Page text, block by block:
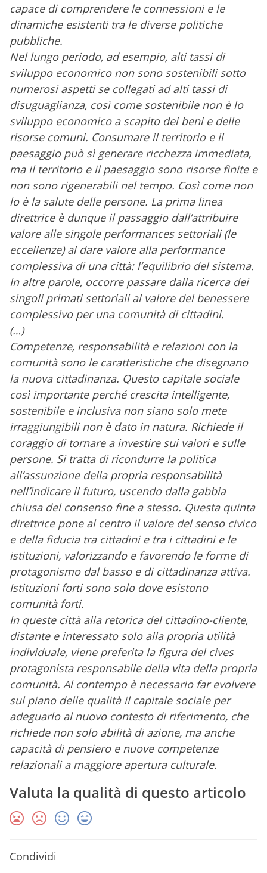
capace di comprendere le connessioni e le
dinamiche esistenti tra le diverse politiche
pubbliche.
Nel lungo periodo, ad esempio, alti tassi di
sviluppo economico non sono sostenibili sotto
numerosi aspetti se collegati ad alti tassi di
disuguaglianza, così come sostenibile non è lo
sviluppo economico a scapito dei beni e delle
risorse comuni. Consumare il territorio e il
paesaggio può sì generare ricchezza immediata,
ma il territorio e il paesaggio sono risorse finite e
non sono rigenerabili nel tempo. Così come non
lo è la salute delle persone. La prima linea
direttrice è dunque il passaggio dall’attribuire
valore alle singole performances settoriali (le
eccellenze) al dare valore alla performance
complessiva di una città: l’equilibrio del sistema.
In altre parole, occorre passare dalla ricerca dei
singoli primati settoriali al valore del benessere
complessivo per una comunità di cittadini.
(…)
Competenze, responsabilità e relazioni con la
comunità sono le caratteristiche che disegnano
la nuova cittadinanza. Questo capitale sociale
così importante perché crescita intelligente,
sostenibile e inclusiva non siano solo mete
irraggiungibili non è dato in natura. Richiede il
coraggio di tornare a investire sui valori e sulle
persone. Si tratta di ricondurre la politica
all’assunzione della propria responsabilità
nell’indicare il futuro, uscendo dalla gabbia
chiusa del consenso fine a stesso. Questa quinta
direttrice pone al centro il valore del senso civico
e della fiducia tra cittadini e tra i cittadini e le
istituzioni, valorizzando e favorendo le forme di
protagonismo dal basso e di cittadinanza attiva.
Istituzioni forti sono solo dove esistono
comunità forti.
In queste città alla retorica del cittadino-cliente,
distante e interessato solo alla propria utilità
individuale, viene preferita la figura del cives
protagonista responsabile della vita della propria
comunità. Al contempo è necessario far evolvere
sul piano delle qualità il capitale sociale per
adeguarlo al nuovo contesto di riferimento, che
richiede non solo abilità di azione, ma anche
capacità di pensiero e nuove competenze
relazionali a maggiore apertura culturale.
Valuta la qualità di questo articolo
Condividi